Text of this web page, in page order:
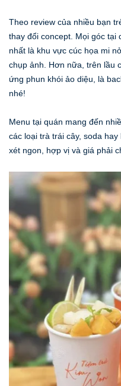
Theo review của nhiều bạn
thay đổi concept. Mọi góc
nhất là khu vực cúc họa mi
chụp ảnh. Hơn nữa, trên lầu
ứng phun khói ảo diệu, là
nhé!
Menu tại quán mang đến
các loại trà trái cây, soda
xét ngon, hợp vị và giá phải